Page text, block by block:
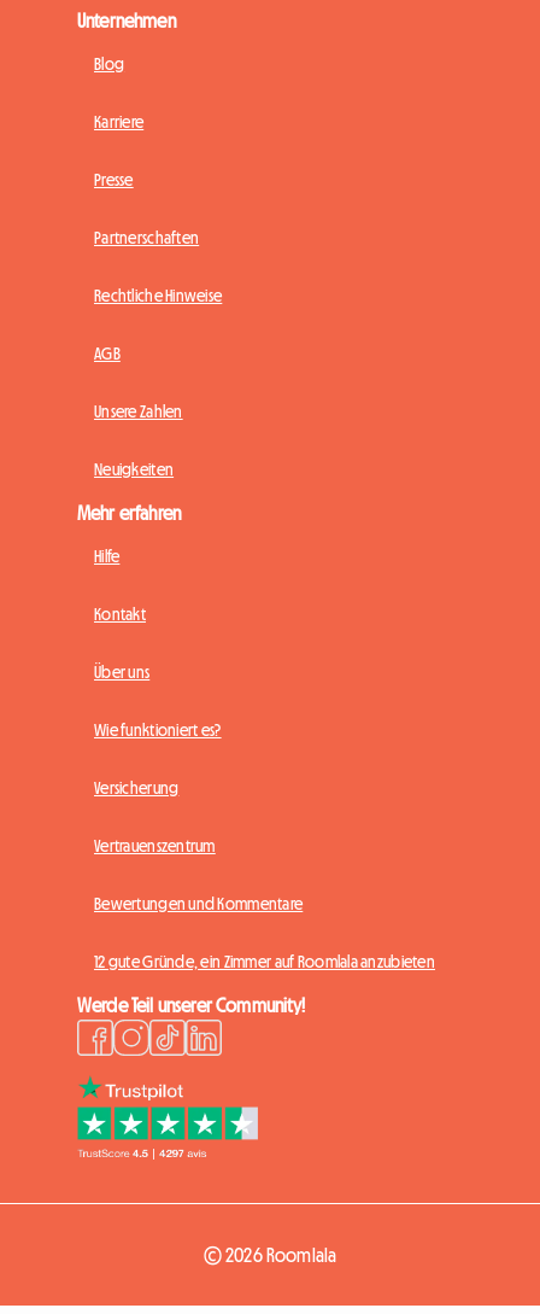
Unternehmen
Blog
Karriere
Presse
Partnerschaften
Rechtliche Hinweise
AGB
Unsere Zahlen
Neuigkeiten
Mehr erfahren
Hilfe
Kontakt
Über uns
Wie funktioniert es?
Versicherung
Vertrauenszentrum
Bewertungen und Kommentare
12 gute Gründe, ein Zimmer auf Roomlala anzubieten
Werde Teil unserer Community!
© 2026 Roomlala